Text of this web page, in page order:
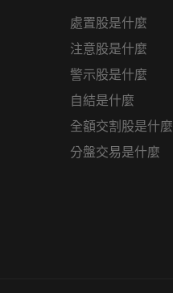
處置股是什麼
注意股是什麼
警示股是什麼
自結是什麼
全額交割股是什麼
分盤交易是什麼